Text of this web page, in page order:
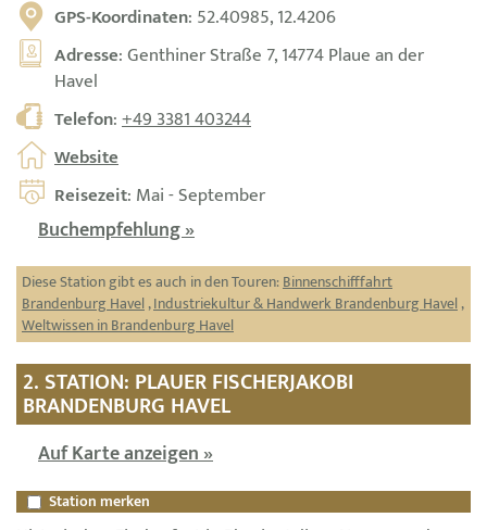
GPS-Koordinaten: 52.40985, 12.4206
Adresse: Genthiner Straße 7, 14774 Plaue an der
Havel
Telefon:+49 3381 403244
Website
Reisezeit: Mai - September
Buchempfehlung »
Diese Station gibt es auch in den Touren:Binnenschifffahrt
Brandenburg Havel,Industriekultur & Handwerk Brandenburg Havel,
Weltwissen in Brandenburg Havel
2. STATION: PLAUER FISCHERJAKOBI
BRANDENBURG HAVEL
Auf Karte anzeigen »
Station merken